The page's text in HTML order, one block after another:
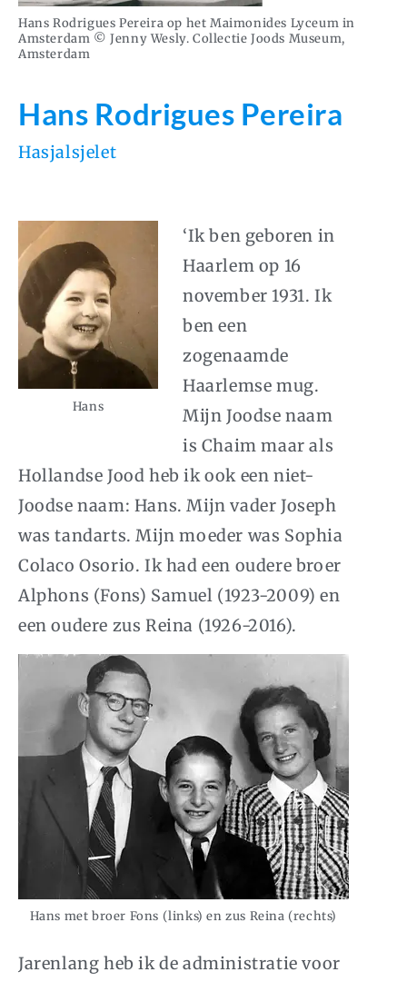
Hans Rodrigues Pereira op het Maimonides Lyceum in
Amsterdam © Jenny Wesly. Collectie Joods Museum,
Amsterdam
Hans Rodrigues Pereira
Hasjalsjelet
Hans
‘Ik ben geboren in
Haarlem op 16
november 1931. Ik
ben een
zogenaamde
Haarlemse mug.
Mijn Joodse naam
is Chaim maar als
Hollandse Jood heb ik ook een niet-
Joodse naam: Hans. Mijn vader Joseph
was tandarts. Mijn moeder was Sophia
Colaco Osorio. Ik had een oudere broer
Alphons (Fons) Samuel (1923-2009) en
een oudere zus Reina (1926-2016).
Hans met broer Fons (links) en zus Reina (rechts)
Jarenlang heb ik de administratie voor